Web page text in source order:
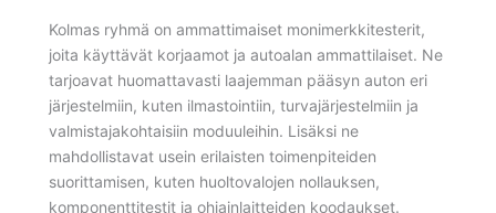
Kolmas ryhmä on ammattimaiset monimerkkitesterit,
joita käyttävät korjaamot ja autoalan ammattilaiset. Ne
tarjoavat huomattavasti laajemman pääsyn auton eri
järjestelmiin, kuten ilmastointiin, turvajärjestelmiin ja
valmistajakohtaisiin moduuleihin. Lisäksi ne
mahdollistavat usein erilaisten toimenpiteiden
suorittamisen, kuten huoltovalojen nollauksen,
komponenttitestit ja ohjainlaitteiden koodaukset.